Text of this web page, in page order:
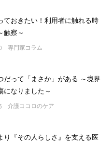
ておきたい！利用者に触れる時
触察～
専門家コラム
だって「まさか」がある ～境界
になりました～
介護ココロのケア
り『その人らしさ』を支える医